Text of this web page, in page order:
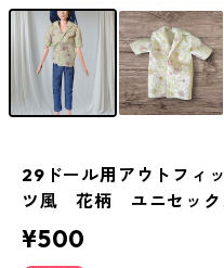
29ドール用アウトフ
ツ風 花柄 ユニセック
¥500